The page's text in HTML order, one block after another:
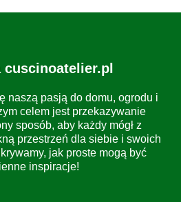
cuscinoatelier.pl
naszą pasją do domu, ogrodu i
celem jest przekazywanie
sposób, aby każdy mógł z
przestrzeń dla siebie i swoich
jak proste mogą być
inspiracje!